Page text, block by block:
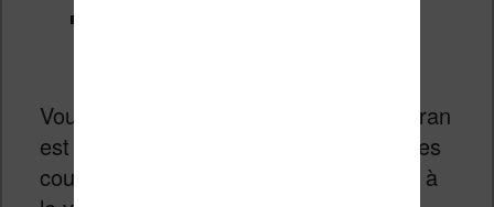
Vous avez bien lu : la résolution de l’écran
est inférieure lorsqu’il s’agit d’afficher des
couleurs. Cependant, on a bien du mal à